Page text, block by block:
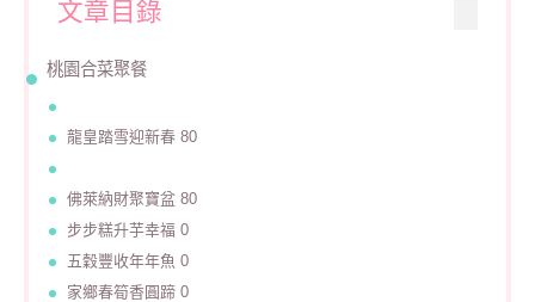
文章目錄
桃園合菜聚餐
龍皇踏雪迎新春 80
佛萊納財聚寶盆 80
步步糕升芋幸福 0
五穀豐收年年魚 0
家鄉春筍香圓蹄 0